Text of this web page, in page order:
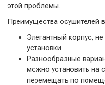
этой проблемы.
Преимущества осушителей
Элегантный корпус,
установки
Разнообразные
можно установить на
перемещать по